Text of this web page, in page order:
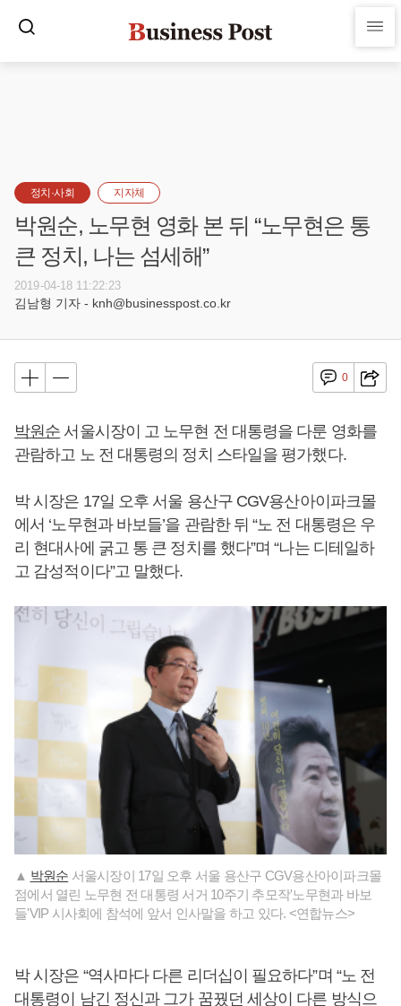
정치·사회 지자체
박원순, 노무현 영화 본 뒤 “노무현은 통
큰 정치, 나는 섬세해”
2019-04-18 11:22:23
김남형 기자 - knh@businesspost.co.kr
0
박원순 서울시장이 고 노무현 전 대통령을 다룬 영화를
관람하고 노 전 대통령의 정치 스타일을 평가했다.
박 시장은 17일 오후 서울 용산구 CGV용산아이파크몰
에서 ‘노무현과 바보들’을 관람한 뒤 “노 전 대통령은 우
리 현대사에 굵고 통 큰 정치를 했다”며 “나는 디테일하
고 감성적이다”고 말했다.
▲ 박원순 서울시장이 17일 오후 서울 용산구 CGV용산아이파크몰
점에서 열린 노무현 전 대통령 서거 10주기 추모작'노무현과 바보
들'VIP 시사회에 참석에 앞서 인사말을 하고 있다. <연합뉴스>
박 시장은 “역사마다 다른 리더십이 필요하다”며 “노 전
대통령이 남긴 정신과 그가 꿈꿨던 세상이 다른 방식으